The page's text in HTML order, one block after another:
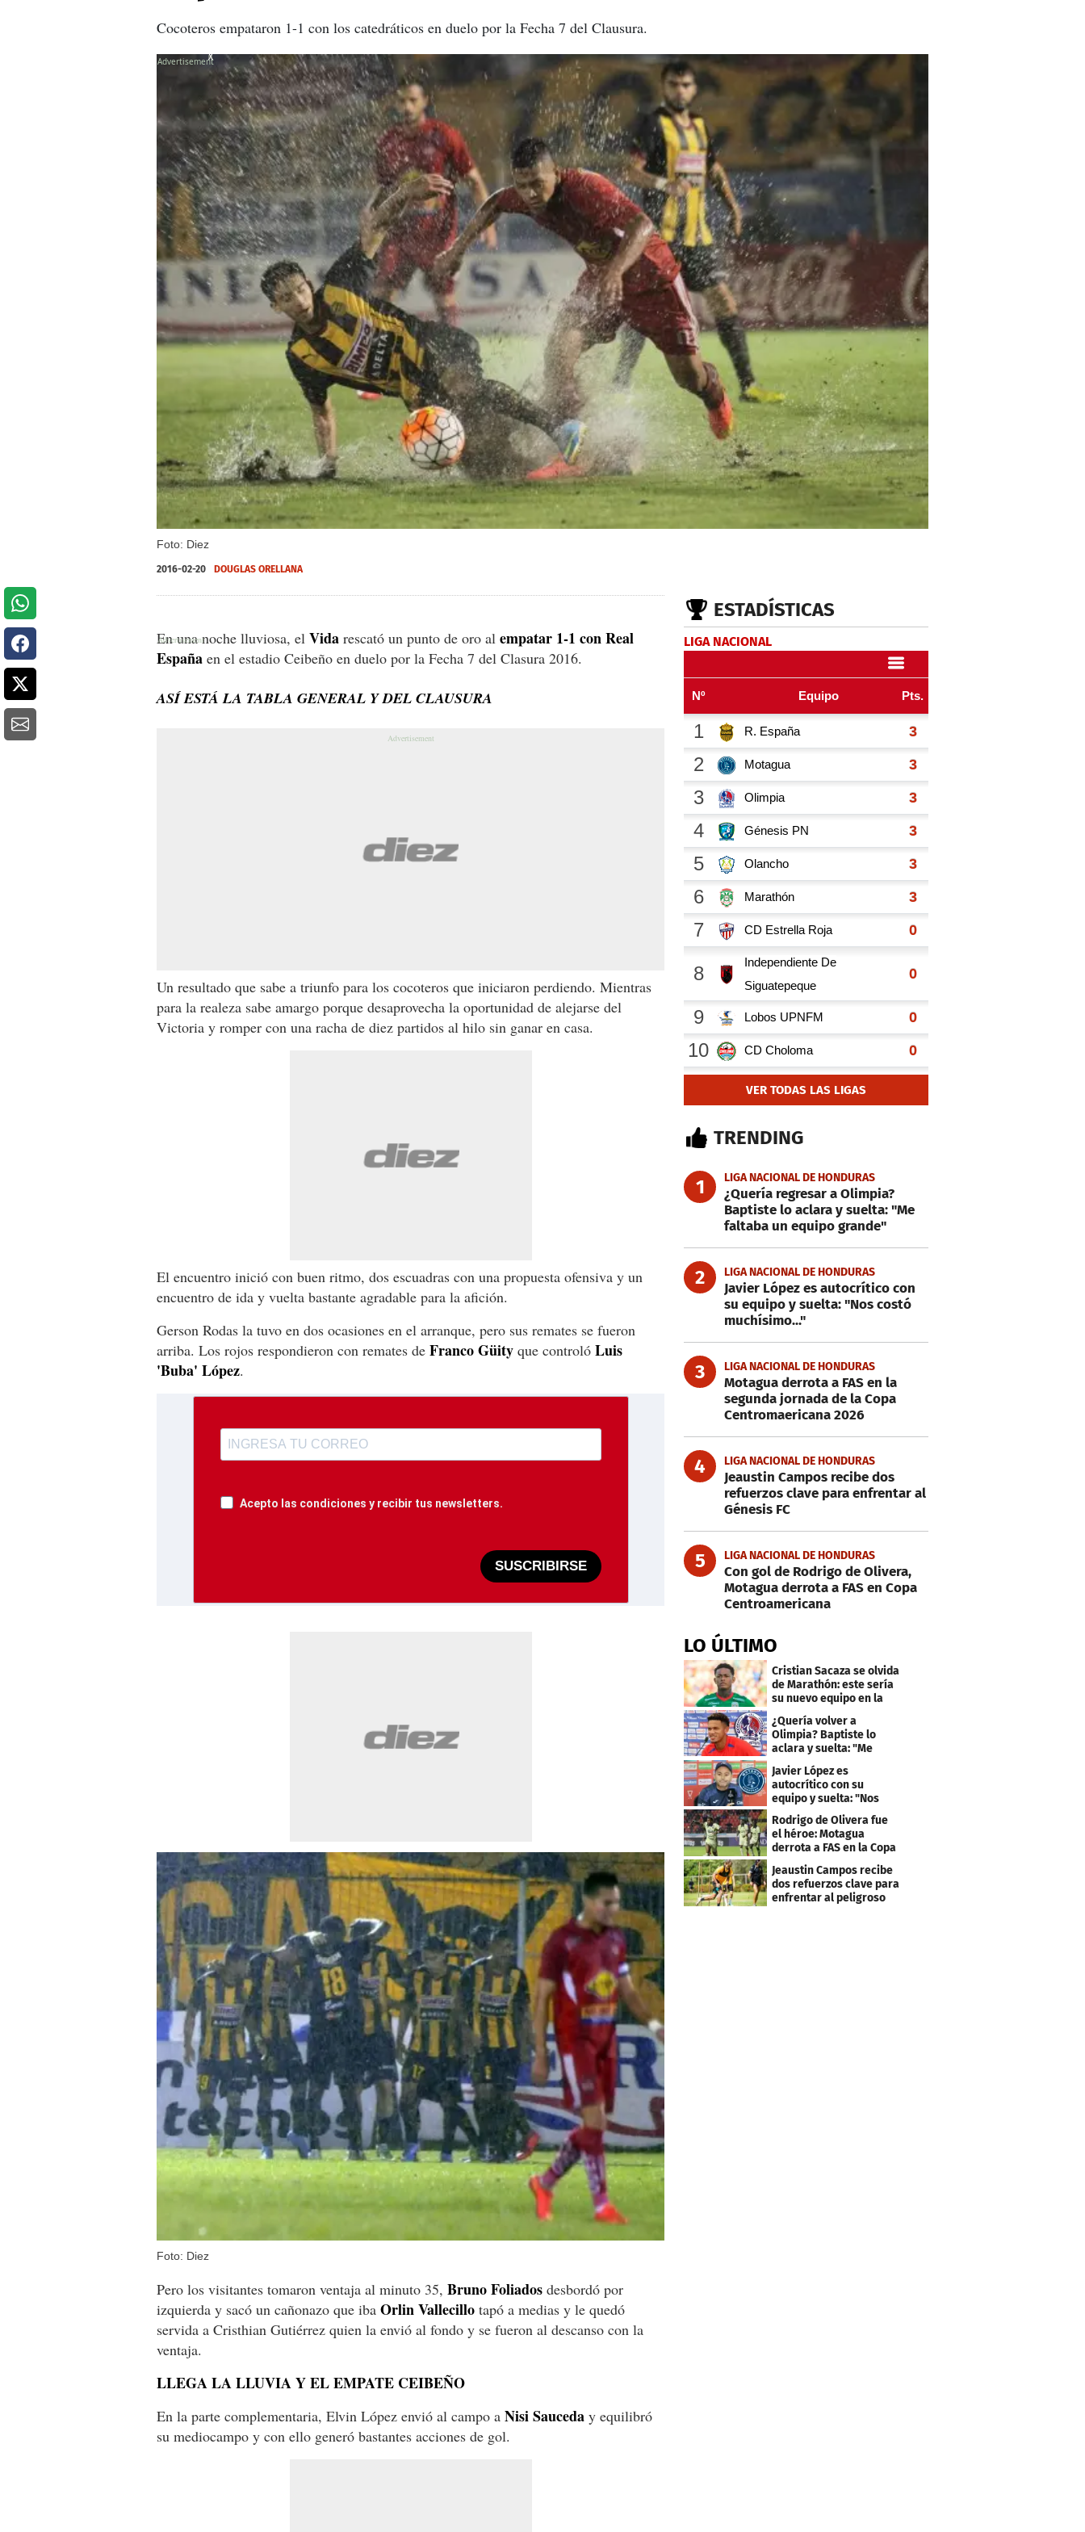
Cocoteros empataron 1-1 con los catedráticos en duelo por la Fecha 7 del Clausura.
Foto: Diez
X
X
2016-02-20 DOUGLAS ORELLANA
En una noche lluviosa, el Vida rescató un punto de oro al empatar 1-1 con Real
España en el estadio Ceibeño en duelo por la Fecha 7 del Clasura 2016.
ASÍ ESTÁ LA TABLA GENERAL Y DEL CLAUSURA
Un resultado que sabe a triunfo para los cocoteros que iniciaron perdiendo. Mientras
para la realeza sabe amargo porque desaprovecha la oportunidad de alejarse del
Victoria y romper con una racha de diez partidos al hilo sin ganar en casa.
El encuentro inició con buen ritmo, dos escuadras con una propuesta ofensiva y un
encuentro de ida y vuelta bastante agradable para la afición.
Gerson Rodas la tuvo en dos ocasiones en el arranque, pero sus remates se fueron
arriba. Los rojos respondieron con remates de Franco Güity que controló Luis
'Buba' López.
Acepto las condiciones y recibir tus newsletters.
SUSCRIBIRSE
Foto: Diez
Pero los visitantes tomaron ventaja al minuto 35, Bruno Foliados desbordó por
izquierda y sacó un cañonazo que iba Orlin Vallecillo tapó a medias y le quedó
servida a Cristhian Gutiérrez quien la envió al fondo y se fueron al descanso con la
ventaja.
LLEGA LA LLUVIA Y EL EMPATE CEIBEÑO
En la parte complementaria, Elvin López envió al campo a Nisi Sauceda y equilibró
su mediocampo y con ello generó bastantes acciones de gol.
ESTADÍSTICAS
LIGA NACIONAL
VER TODAS LAS LIGAS
TRENDING
1 LIGA NACIONAL DE HONDURAS
¿Quería regresar a Olimpia?
Baptiste lo aclara y suelta: "Me
faltaba un equipo grande"
2 LIGA NACIONAL DE HONDURAS
Javier López es autocrítico con
su equipo y suelta: "Nos costó
muchísimo..."
3 LIGA NACIONAL DE HONDURAS
Motagua derrota a FAS en la
segunda jornada de la Copa
Centromaericana 2026
4 LIGA NACIONAL DE HONDURAS
Jeaustin Campos recibe dos
refuerzos clave para enfrentar al
Génesis FC
5 LIGA NACIONAL DE HONDURAS
Con gol de Rodrigo de Olivera,
Motagua derrota a FAS en Copa
Centroamericana
LO ÚLTIMO
Cristian Sacaza se olvida
de Marathón: este sería
su nuevo equipo en la
Liga Nacional
¿Quería volver a
Olimpia? Baptiste lo
aclara y suelta: "Me
faltaba un equipo
grande"
Javier López es
autocrítico con su
equipo y suelta: "Nos
costó muchísimo..."
Rodrigo de Olivera fue
el héroe: Motagua
derrota a FAS en la Copa
Centroamericana
Jeaustin Campos recibe
dos refuerzos clave para
enfrentar al peligroso